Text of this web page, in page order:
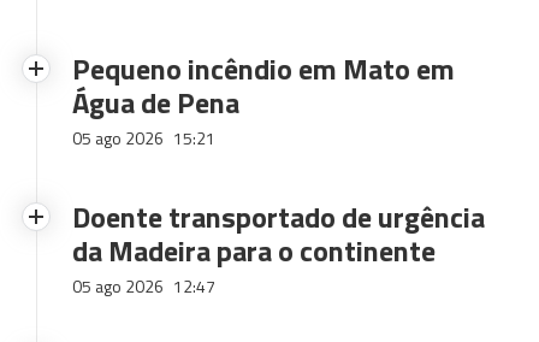
Pequeno incêndio em Mato em
Água de Pena
05 ago 2026 15:21
Doente transportado de urgência
da Madeira para o continente
05 ago 2026 12:47